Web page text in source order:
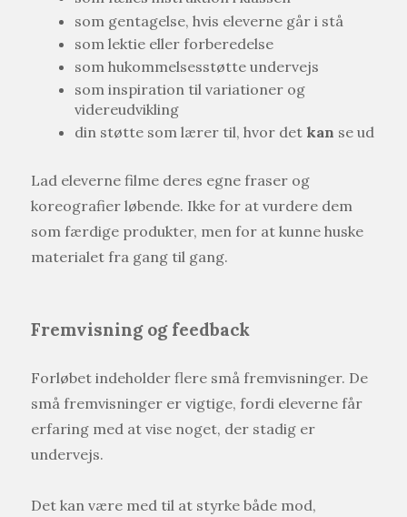
som gentagelse, hvis eleverne går i stå
som lektie eller forberedelse
som hukommelsesstøtte undervejs
som inspiration til variationer og
videreudvikling
din støtte som lærer til, hvor det kan se ud
Lad eleverne filme deres egne fraser og
koreografier løbende. Ikke for at vurdere dem
som færdige produkter, men for at kunne huske
materialet fra gang til gang.
Fremvisning og feedback
Forløbet indeholder flere små fremvisninger. De
små fremvisninger er vigtige, fordi eleverne får
erfaring med at vise noget, der stadig er
undervejs.
Det kan være med til at styrke både mod,